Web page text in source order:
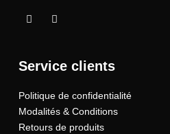
I
c
f
e
o
o
I
n
g
m
Service clients
Politique de confidentialité
Modalités & Conditions
Retours de produits